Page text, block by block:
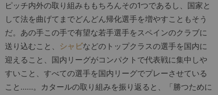
ピッチ内外の取り組みももちろんその1つであるし、国家と
して法を曲げてまでどんどん帰化選手を増やすこともそう
だ。あの手この手で有望な若手選手をスペインのクラブに
送り込むこと、 シャビなどのトップクラスの選手を国内に
迎えること、国内リーグがコンパクトで代表戦に集中しや
すいこと、すべての選手を国内リーグでプレーさせている
こと……。カタールの取り組みを振り返ると、「勝つために